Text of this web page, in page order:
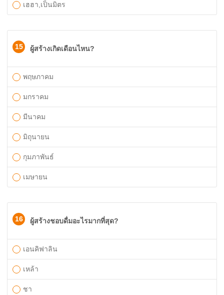
เฮฮา,เป็นมิตร
15 ผู้สร้างเกิดเดือนไหน?
พฤษภาคม
มกราคม
มีนาคม
มิถุนายน
กุมภาพันธ์
เมษายน
16 ผู้สร้างชอบดื่มอะไรมากที่สุด?
เอนคิฟาลิน
เหล้า
ชา